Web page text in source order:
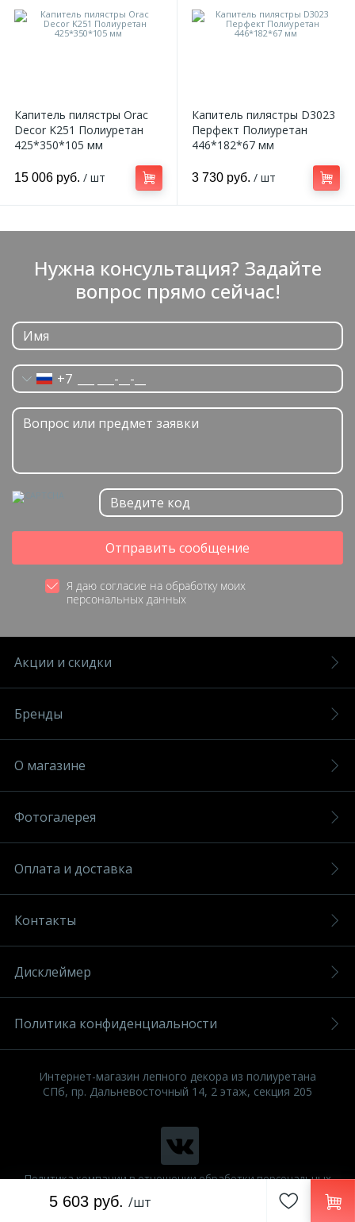
5 603 руб. /шт
Капитель пилястры Orac
Decor K251 Полиуретан
425*350*105 мм
15 006 руб. / шт
Капитель пилястры D3023
Перфект Полиуретан
446*182*67 мм
3 730 руб. / шт
Нужна консультация? Задайте
вопрос прямо сейчас!
+7
Отправить сообщение
Я даю согласие на обработку моих
персональных данных
Акции и скидки
Бренды
О магазине
Фотогалерея
Оплата и доставка
Контакты
Дисклеймер
Политика конфиденциальности
Интернет-магазин лепного декора из полиуретана
СПб, пр. Дальневосточный 14, 2 этаж, секция 205
Политика компании в отношении обработки персональных